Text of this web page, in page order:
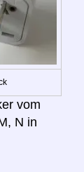
vom
N in